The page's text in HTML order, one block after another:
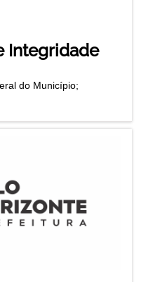
Integridade
do Município;